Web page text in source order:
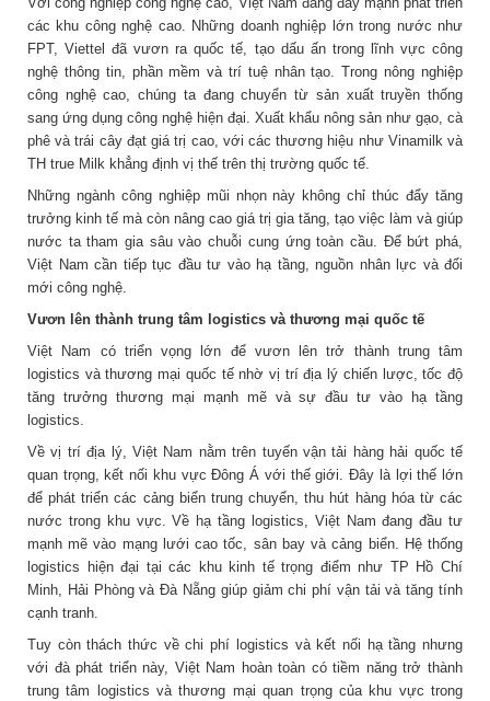
các khu công nghệ cao. Những doanh nghiệp lớn trong nước như
FPT, Viettel đã vươn ra quốc tế, tạo dấu ấn trong lĩnh vực công
nghệ thông tin, phần mềm và trí tuệ nhân tạo. Trong nông nghiệp
công nghệ cao, chúng ta đang chuyển từ sản xuất truyền thống
sang ứng dụng công nghệ hiện đại. Xuất khẩu nông sản như gạo, cà
phê và trái cây đạt giá trị cao, với các thương hiệu như Vinamilk và
TH true Milk khẳng định vị thế trên thị trường quốc tế.
Những ngành công nghiệp mũi nhọn này không chỉ thúc đẩy tăng
trưởng kinh tế mà còn nâng cao giá trị gia tăng, tạo việc làm và giúp
nước ta tham gia sâu vào chuỗi cung ứng toàn cầu. Để bứt phá,
Việt Nam cần tiếp tục đầu tư vào hạ tầng, nguồn nhân lực và đổi
mới công nghệ.
Vươn lên thành trung tâm logistics và thương mại quốc tế
Việt Nam có triển vọng lớn để vươn lên trở thành trung tâm
logistics và thương mại quốc tế nhờ vị trí địa lý chiến lược, tốc độ
tăng trưởng thương mại mạnh mẽ và sự đầu tư vào hạ tầng
logistics.
Về vị trí địa lý, Việt Nam nằm trên tuyến vận tải hàng hải quốc tế
quan trọng, kết nối khu vực Đông Á với thế giới. Đây là lợi thế lớn
để phát triển các cảng biển trung chuyển, thu hút hàng hóa từ các
nước trong khu vực. Về hạ tầng logistics, Việt Nam đang đầu tư
mạnh mẽ vào mạng lưới cao tốc, sân bay và cảng biển. Hệ thống
logistics hiện đại tại các khu kinh tế trọng điểm như TP Hồ Chí
Minh, Hải Phòng và Đà Nẵng giúp giảm chi phí vận tải và tăng tính
cạnh tranh.
Tuy còn thách thức về chi phí logistics và kết nối hạ tầng nhưng
với đà phát triển này, Việt Nam hoàn toàn có tiềm năng trở thành
trung tâm logistics và thương mại quan trọng của khu vực trong